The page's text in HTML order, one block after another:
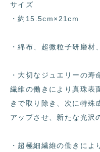
サイズ
・約15.5cm×21cm
・綿布、超微粒子研磨材
・大切なジュエリーの寿
繊維の働きにより真珠表
きで取り除き、次に特殊
アップさせ、新たな光沢
・超極細繊維の働きによ